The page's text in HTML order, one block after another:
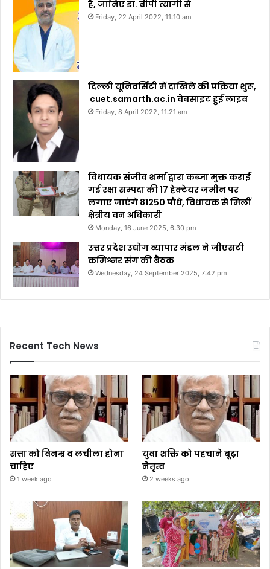
है, जानिए डा. बीपी त्यागी से
Friday, 22 April 2022, 11:10 am
दिल्ली यूनिवर्सिटी में दाखिले की प्रक्रिया शुरू,
cuet.samarth.ac.in वेबसाइट हुई लाइव
Friday, 8 April 2022, 11:21 am
विधायक संजीव शर्मा द्वारा कब्जा मुक्त कराई
गई रक्षा सम्पदा की 17 हेक्टेयर जमीन पर
लगाए जाएंगे 81250 पौधे, विधायक से मिलीं
क्षेत्रीय वन अधिकारी
Monday, 16 June 2025, 6:30 pm
उत्तर प्रदेश उद्योग व्यापार मंडल ने जीएसटी
कमिश्नर संग की बैठक
Wednesday, 24 September 2025, 7:42 pm
Recent Tech News
सत्ता को विनम्र व लचीला होना
चाहिए
1 week ago
युवा शक्ति को पहचाने बूढ़ा
नेतृत्व
2 weeks ago